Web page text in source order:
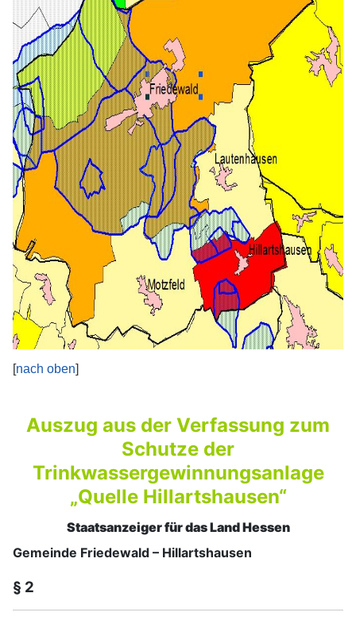
[nach oben]
Auszug aus der Verfassung zum
Schutze der
Trinkwassergewinnungsanlage
„Quelle Hillartshausen“
Staatsanzeiger für das Land Hessen
Gemeinde Friedewald – Hillartshausen
§ 2